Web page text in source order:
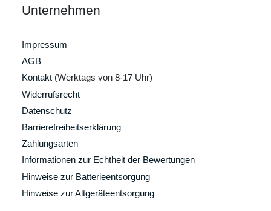
Unternehmen
Impressum
AGB
Kontakt (Werktags von 8-17 Uhr)
Widerrufsrecht
Datenschutz
Barrierefreiheitserklärung
Zahlungsarten
Informationen zur Echtheit der Bewertungen
Hinweise zur Batterieentsorgung
Hinweise zur Altgeräteentsorgung